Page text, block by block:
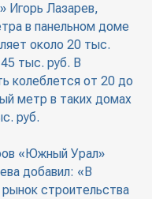
Лазарев,
в панельном доме
около 20 тыс.
тыс. руб. В
колеблется от 20 до
метр в таких домах
руб.
«Южный Урал»
добавил: «В
строительства